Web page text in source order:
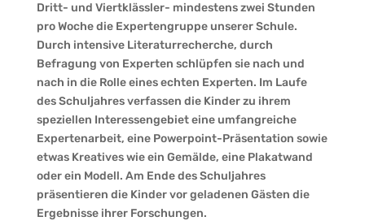
Dritt- und Viertklässler- mindestens zwei Stunden
pro Woche die Expertengruppe unserer Schule.
Durch intensive Literaturrecherche, durch
Befragung von Experten schlüpfen sie nach und
nach in die Rolle eines echten Experten. Im Laufe
des Schuljahres verfassen die Kinder zu ihrem
speziellen Interessengebiet eine umfangreiche
Expertenarbeit, eine Powerpoint-Präsentation sowie
etwas Kreatives wie ein Gemälde, eine Plakatwand
oder ein Modell. Am Ende des Schuljahres
präsentieren die Kinder vor geladenen Gästen die
Ergebnisse ihrer Forschungen.